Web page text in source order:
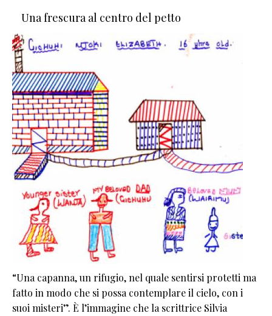
Una frescura al centro del petto
“Una capanna, un rifugio, nel quale sentirsi protetti ma
fatto in modo che si possa contemplare il cielo, con i
suoi misteri”. È l’immagine che la scrittrice Silvia